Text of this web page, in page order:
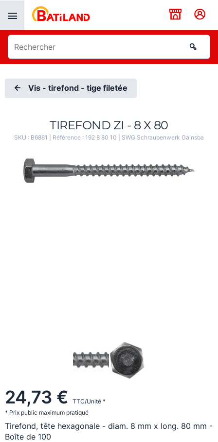
Vis - tirefond - tige filetée
TIREFOND ZI - 8 X 80
SKU : B6881 | Référence : 192 8 80 10 SWG Schraubenwerk Gainsba
24,73 €
TTC/Unité *
* Prix public maximum pratiqué
Tirefond, tête hexagonale - diam. 8 mm x long. 80 mm -
Boîte de 100
Panneau de gestion des cookies